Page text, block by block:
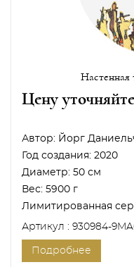
Настенная
Цену уточняйте
Автор: Йорг
Год создания: 2020
Диаметр: 50 см
Вес: 5900 г
Лимитированная
Артикул : 930984-
Подробнее